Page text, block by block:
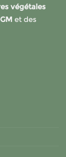
végétales
et des